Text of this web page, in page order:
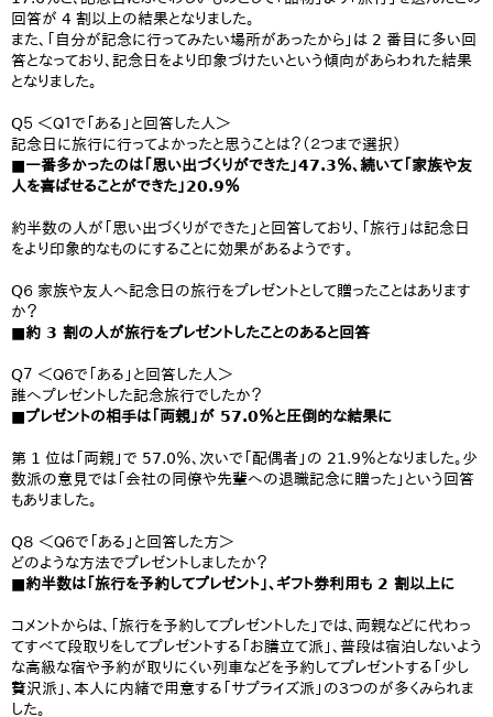
回答が 4 割以上の結果となりました。
また、「自分が記念に行ってみたい場所があったから」は 2 番目に多い回
答となっており、記念日をより印象づけたいという傾向があらわれた結果
となりました。
Q５ ＜Ｑ１で「ある」と回答した人＞
記念日に旅行に行ってよかったと思うことは？（２つまで選択）
■一番多かったのは「思い出づくりができた」47.3％、続いて「家族や友
人を喜ばせることができた」20.9％
約半数の人が「思い出づくりができた」と回答しており、「旅行」は記念日
をより印象的なものにすることに効果があるようです。
Q６ 家族や友人へ記念日の旅行をプレゼントとして贈ったことはあります
か？
■約 3 割の人が旅行をプレゼントしたことのあると回答
Q７ ＜Ｑ６で「ある」と回答した人＞
誰へプレゼントした記念旅行でしたか？
■プレゼントの相手は「両親」が 57.0％と圧倒的な結果に
第 1 位は「両親」で 57.0％、次いで「配偶者」の 21.9％となりました。少
数派の意見では「会社の同僚や先輩への退職記念に贈った」という回答
もありました。
Q８ ＜Ｑ６で「ある」と回答した方＞
どのような方法でプレゼントしましたか？
■約半数は「旅行を予約してプレゼント」、ギフト券利用も 2 割以上に
コメントからは、「旅行を予約してプレゼントした」では、両親などに代わっ
てすべて段取りをしてプレゼントする「お膳立て派」、普段は宿泊しないよう
な高級な宿や予約が取りにくい列車などを予約してプレゼントする「少し
贅沢派」、本人に内緒で用意する「サプライズ派」の３つのが多くみられま
した。